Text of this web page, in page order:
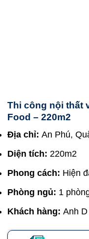
Thi công nội thất
Food – 220m2
Địa chỉ: An Phú,
Diện tích: 220m2
Phong cách: Hiện
Phòng ngủ: 1
Khách hàng: Anh D